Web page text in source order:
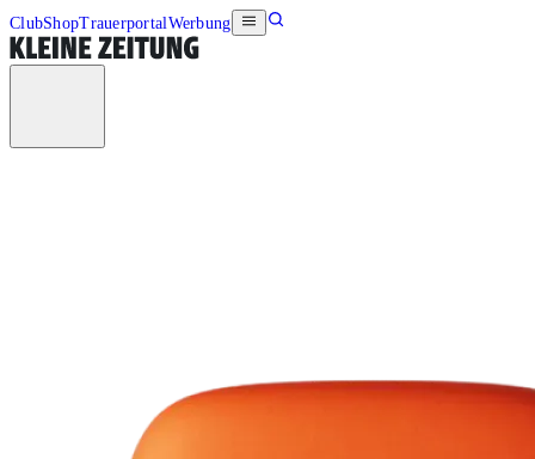
ClubShopTrauerportalWerbung